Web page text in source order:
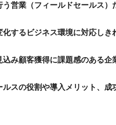
う営業（フィールドセールス）
するビジネス環境に対応しき
み顧客獲得に課題感のある企
ルスの役割や導入メリット、